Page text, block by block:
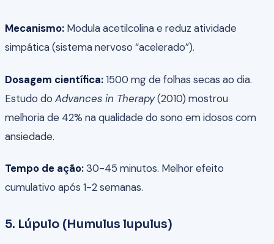
Mecanismo: Modula acetilcolina e reduz atividade
simpática (sistema nervoso “acelerado”).
Dosagem científica:1500 mg de folhas secas ao dia.
Estudo do Advances in Therapy(2010) mostrou
melhoria de 42% na qualidade do sono em idosos com
ansiedade.
Tempo de ação:30-45 minutos. Melhor efeito
cumulativo após 1-2 semanas.
5. Lúpulo (Humulus lupulus)